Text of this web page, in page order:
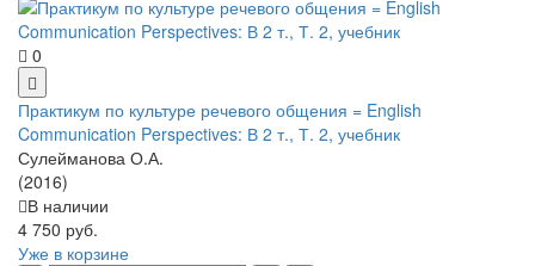
0
Практикум по культуре речевого общения = English
Communication Perspectives: В 2 т., Т. 2, учебник
Сулейманова О.А.
(2016)
В наличии
4 750 руб.
Уже в корзине